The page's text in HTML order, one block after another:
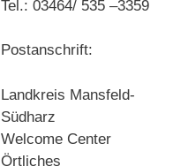
Tel.: 03464/ 535 –3359
Postanschrift:
Landkreis Mansfeld-
Südharz
Welcome Center
Örtliches